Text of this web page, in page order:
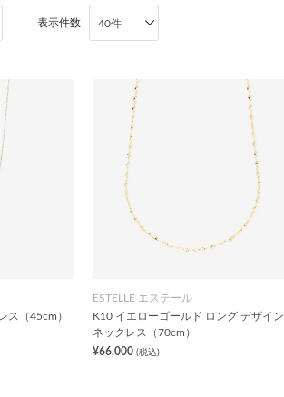
表示件数
ス（45cm）
ESTELLE エステール
K10 イエローゴールド ロング デザイン
ネックレス（70cm）
¥66,000 (税込)